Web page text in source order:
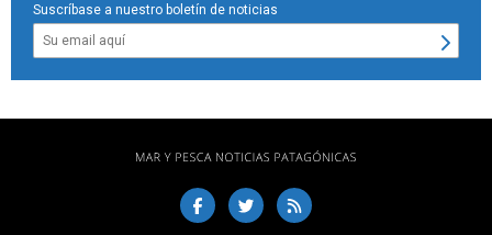
Suscríbase a nuestro boletín de noticias